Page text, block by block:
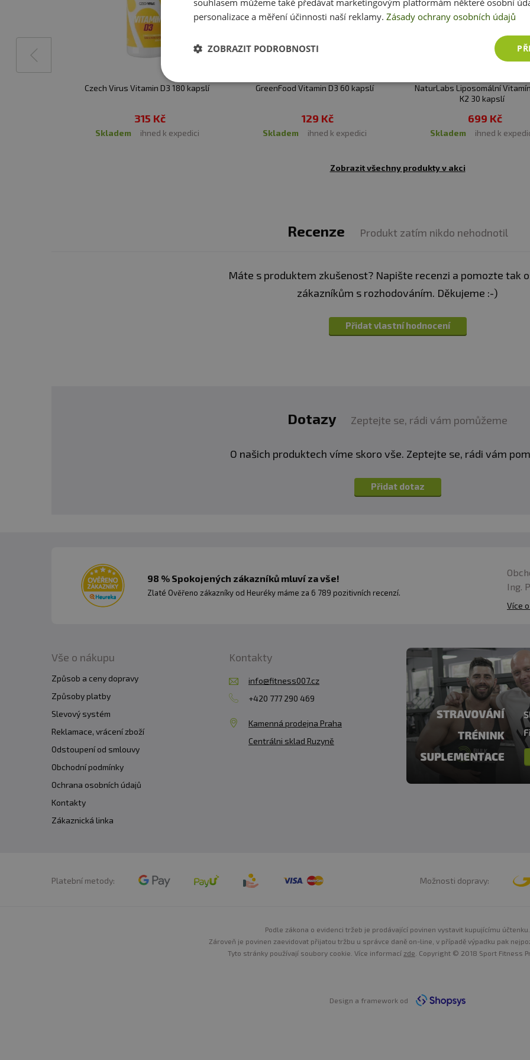
ZDRAVOTNÍ BENEFITY VITAMÍNU D
✅Přispívá k normální funkci imunitního systému
✅Přispívá k udržení normálního stavu kostí
✅Přispívá k udržení normální činnosti svalů
✅Podílí se na procesu dělení buněk
✅přispívá k udržení normálního stavu kost
✅chrání buňky před oxidačním stresem
✅pomáhá udržovat normální funkci imunitního systému​
– 2 kapky denně společně s jídlem.
Dětem pod 1 rok doporučujeme dávat vitamín D samostatně,nebo v
Minimální trvanlivost:viz obal
Doplněk stravy. Vhodné zejména pro sportovce. Není náhradou
Skladujte v suchu a při teplotě do 25 °C. Nevystavujte přímému slunečnímu
Výrobce neručí za vady vzniklé nevhodným skladováním a použitím.
Upozornění pro alergiky: Alergeny ve složení produktutučně zvýrazněny.
Czech Virus Vitamin D3 180 kapslí
315 Kč
skladem ihned k expedici
GreenFood Vitamin D3 60 kapslí
129 Kč
skladem ihned k expedici
NaturLabs Liposomální
K2 30 kapslí
699 Kč
skladem ihned k
Zobrazit všechny produkty v akci
Recenze Produkt zatím nikdo nehodnotil
Máte s produktem zkušenost? Napište recenzi a pomozte tak
zákazníkům s rozhodováním. Děkujeme :-)
Přidat vlastní hodnocení
Dotazy Zeptejte se, rádi vám pomůžeme
O našich produktech víme skoro vše. Zeptejte se, rádi vám
Přidat dotaz
98 % Spokojených zákazníků mluví za vše!
Zlaté Ověřeno zákazníky od Heuréky máme za 6 789 pozitivních recenzí.
Ing.
Více
Vše o nákupu
Způsob a ceny dopravy
Způsoby platby
Slevový systém
Reklamace, vrácení zboží
Odstoupení od smlouvy
Obchodní podmínky
Ochrana osobních údajů
Kontakty
Zákaznická linka
Kontakty
info@fitness007.cz
+420 777 290 469
Kamenná prodejna Praha
Centrálni sklad Ruzyně
Platební metody: Možnosti dopravy:
Podle zákona o evidenci tržeb je prodávající povinen vystavit kupujícímu účtenku.
Zároveň je povinen zaevidovat přijatou tržbu u správce daně on-line, v případě výpadku pak
Tyto stránky používají soubory cookie. Více informací zde . Copyright © 2018 Sport Fitness
Design a framework od
souhlasem můžeme také předávat marketingovým platformám některé osobní
personalizace a měření účinnosti naší reklamy. Zásady ochrany osobních údajů
ZOBRAZIT PODROBNOSTI